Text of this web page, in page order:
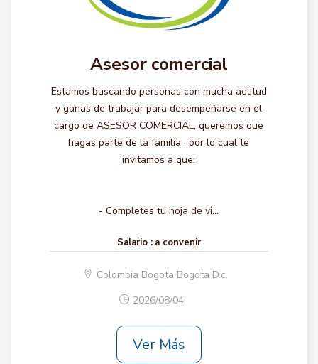
Asesor comercial
Estamos buscando personas con mucha actitud
y ganas de trabajar para desempeñarse en el
cargo de ASESOR COMERCIAL, queremos que
hagas parte de la familia , por lo cual te
invitamos a que:
- Completes tu hoja de vi...
Salario : a convenir
Colombia Bogota Bogota D.c.
2026/08/04
Ver Más